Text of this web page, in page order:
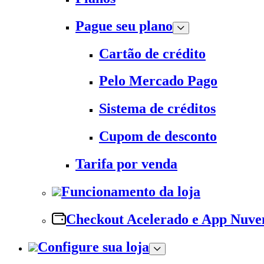
Pague seu plano
Cartão de crédito
Pelo Mercado Pago
Sistema de créditos
Cupom de desconto
Tarifa por venda
Funcionamento da loja
Checkout Acelerado e App
Configure sua loja